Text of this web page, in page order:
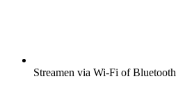
Streamen via Wi-Fi of Bluetooth